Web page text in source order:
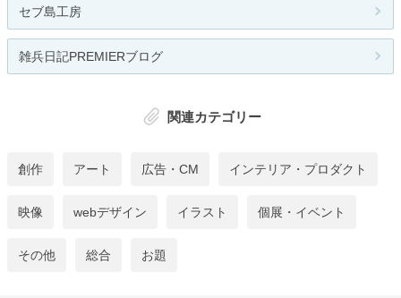
セブ島工房
雑兵日記PREMIERブログ
関連カテゴリー
創作 アート 広告・CM インテリア・プロダクト
映像 webデザイン イラスト 個展・イベント
その他 総合 お題